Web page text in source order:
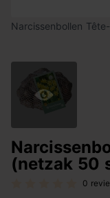
Narcissenbollen
(netzak 50
0